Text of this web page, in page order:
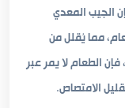
الجيب المعدي
مما يُقلل من
الطعام لا يمر عبر
الامتصاص.